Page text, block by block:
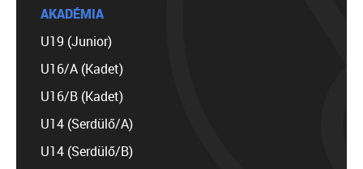
AKADÉMIA
U19 (Junior)
U16/A (Kadet)
U16/B (Kadet)
U14 (Serdülő/A)
U14 (Serdülő/B)